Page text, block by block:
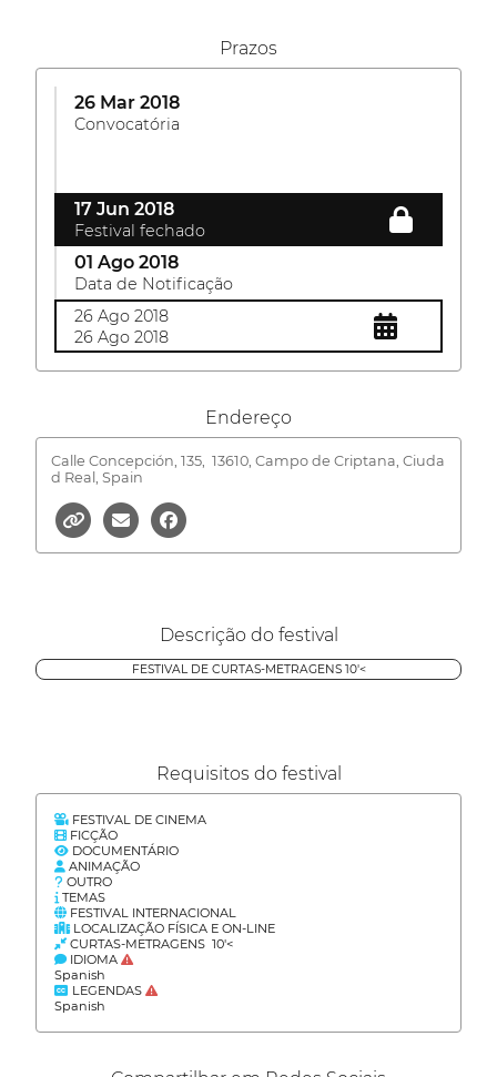
Prazos
26 Mar 2018
Convocatória
17 Jun 2018
Festival fechado
01 Ago 2018
Data de Notificação
26 Ago 2018
26 Ago 2018
Endereço
Calle Concepción, 135, 13610, Campo de Criptana, Ciuda
d Real, Spain
Descrição do festival
FESTIVAL DE CURTAS-METRAGENS 10'<
Requisitos do festival
FESTIVAL DE CINEMA
FICÇÃO
DOCUMENTÁRIO
ANIMAÇÃO
OUTRO
TEMAS
FESTIVAL INTERNACIONAL
LOCALIZAÇÃO FÍSICA E ON-LINE
CURTAS-METRAGENS 10'<
IDIOMA
Spanish
LEGENDAS
Spanish